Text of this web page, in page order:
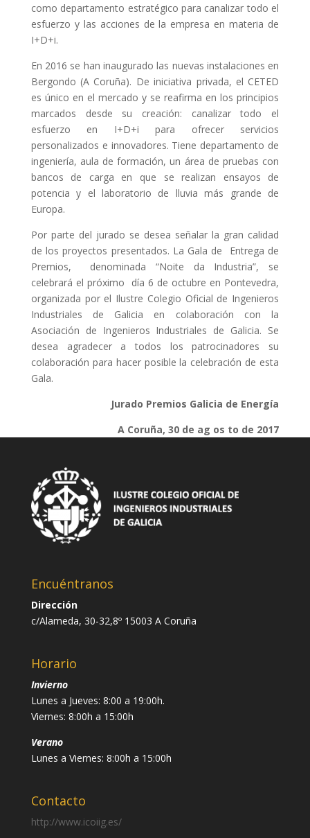
como departamento estratégico para canalizar todo el
esfuerzo y las acciones de la empresa en materia de
I+D+i.
En 2016 se han inaugurado las nuevas instalaciones en
Bergondo (A Coruña). De iniciativa privada, el CETED
es único en el mercado y se reafirma en los principios
marcados desde su creación: canalizar todo el
esfuerzo en I+D+i para ofrecer servicios
personalizados e innovadores. Tiene departamento de
ingeniería, aula de formación, un área de pruebas con
bancos de carga en que se realizan ensayos de
potencia y el laboratorio de lluvia más grande de
Europa.
Por parte del jurado se desea señalar la gran calidad
de los proyectos presentados. La Gala de Entrega de
Premios, denominada “Noite da Industria”, se
celebrará el próximo día 6 de octubre en Pontevedra,
organizada por el Ilustre Colegio Oficial de Ingenieros
Industriales de Galicia en colaboración con la
Asociación de Ingenieros Industriales de Galicia. Se
desea agradecer a todos los patrocinadores su
colaboración para hacer posible la celebración de esta
Gala.
Jurado Premios Galicia de Energía
A Coruña, 30 de ag os to de 2017
Encuéntranos
Dirección
c/Alameda, 30-32,8º 15003 A Coruña
Horario
Invierno
Lunes a Jueves: 8:00 a 19:00h.
Viernes: 8:00h a 15:00h
Verano
Lunes a Viernes: 8:00h a 15:00h
Contacto
http://www.icoiig.es/